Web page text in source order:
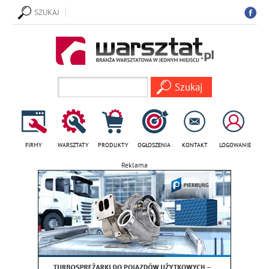
SZUKAJ
FIRMY WARSZTATY PRODUKTY OGŁOSZENIA KONTAKT LOGOWANIE
Reklama